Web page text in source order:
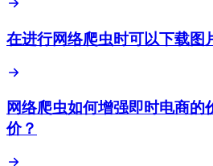
在进行网络爬虫时可以下载图
网络爬虫如何增强即时电商的
价？